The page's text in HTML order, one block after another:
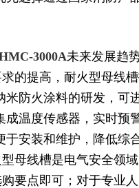
3000A未来发展趋势
的提高，耐火型母线
米防火涂料的研发，可
温度传感器，实时预
安装和维护，降低综
母线槽是电气安全领
要点即可；对于专业